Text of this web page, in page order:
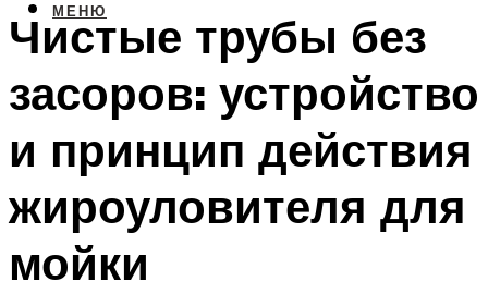
МЕНЮ
Чистые трубы без
засоров: устройство
и принцип действия
жироуловителя для
мойки